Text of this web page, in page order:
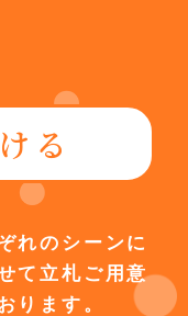
る
れのシーンに
て立札ご用意
ります。